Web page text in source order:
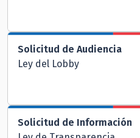
Solicitud de Audiencia
Ley del Lobby
Solicitud de Información